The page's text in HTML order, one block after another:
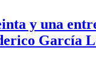
y una
García